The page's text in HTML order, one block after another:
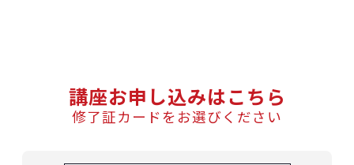
講座お申し込みはこちら
修了証カードをお選びください